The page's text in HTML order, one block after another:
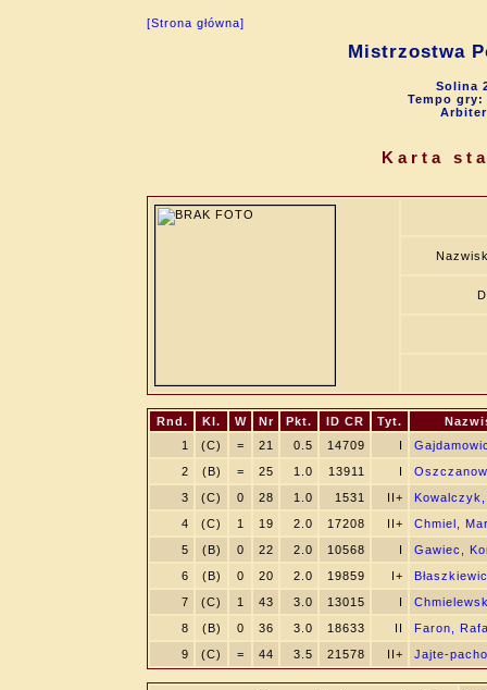
[Strona główna]
Mistrzostwa
Solina
Tempo gry:
Karta
Rnd. Kl. W Nr Pkt. ID CR Tyt.
1
(C) = 21 0.5 14709 I
2
(B) = 25 1.0 13911 I
3
(C) 0 28 1.0 1531 II+
Kowalczyk,
4
(C) 1 19 2.0 17208 II+
Chmiel,
5
(B) 0 22 2.0 10568 I
Gawiec,
6
(B) 0 20 2.0 19859 I+
7
(C) 1 43 3.0 13015 I
8
(B) 0 36 3.0 18633 II
Faron,
9
(C) = 44 3.5 21578 II+ Jajte-